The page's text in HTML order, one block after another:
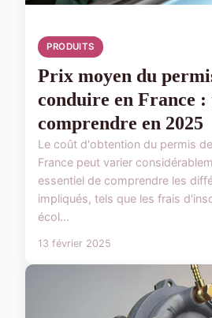
PRODUITS
Prix moyen du
conduire en France :
comprendre en 2025
Le coût d'obtention du permis
France peut varier
essentiel de comprendre les
impliqués, tels que les frais
écol...
13 février 2025